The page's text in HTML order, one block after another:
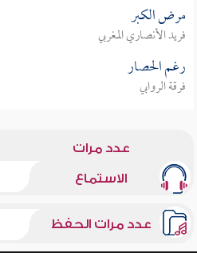
مرض الكبر
فريد الأنصاري المغربي
رغم الحصار
فرقة الروابي
عدد مرات
الاستماع
عدد مرات الحفظ